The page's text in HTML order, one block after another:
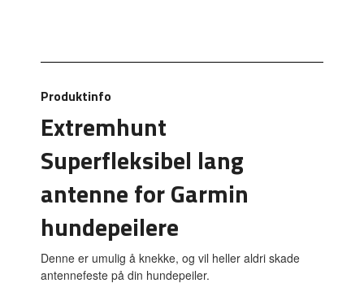
Produktinfo
Extremhunt
Superfleksibel lang
antenne for Garmin
hundepeilere
Denne er umulig å knekke, og vil heller aldri skade
antennefeste på din hundepeiler.